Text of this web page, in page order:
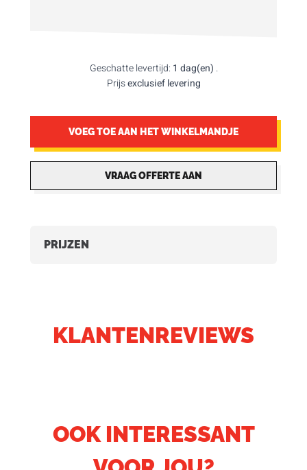
Geschatte levertijd: 1 dag(en) .
Prijsexclusief levering
VOEG TOE AAN HET WINKELMANDJE
VRAAG OFFERTE AAN
PRIJZEN
KLANTENREVIEWS
OOK INTERESSANT